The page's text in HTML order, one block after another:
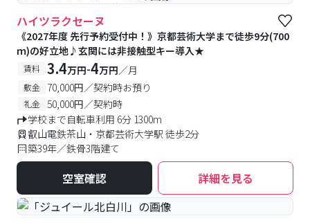
#予約受付中 #空室待ち
ハイツラクセーヌ
《2027年度 先行予約受付中！》京都芸術大学まで徒歩9分(700
ｍ)の好立地♪玄関には非接触型キー導入★
賃料 3.4万円-4万円／月
敷金 70,000円／契約時お預り
礼金
50,000円／契約時
学校まで自転車利用 6分 1300m
叡山電鉄茶山・京都芸術大学駅 徒歩2分
築39年／鉄骨3階建て
空室確認 詳細を見る